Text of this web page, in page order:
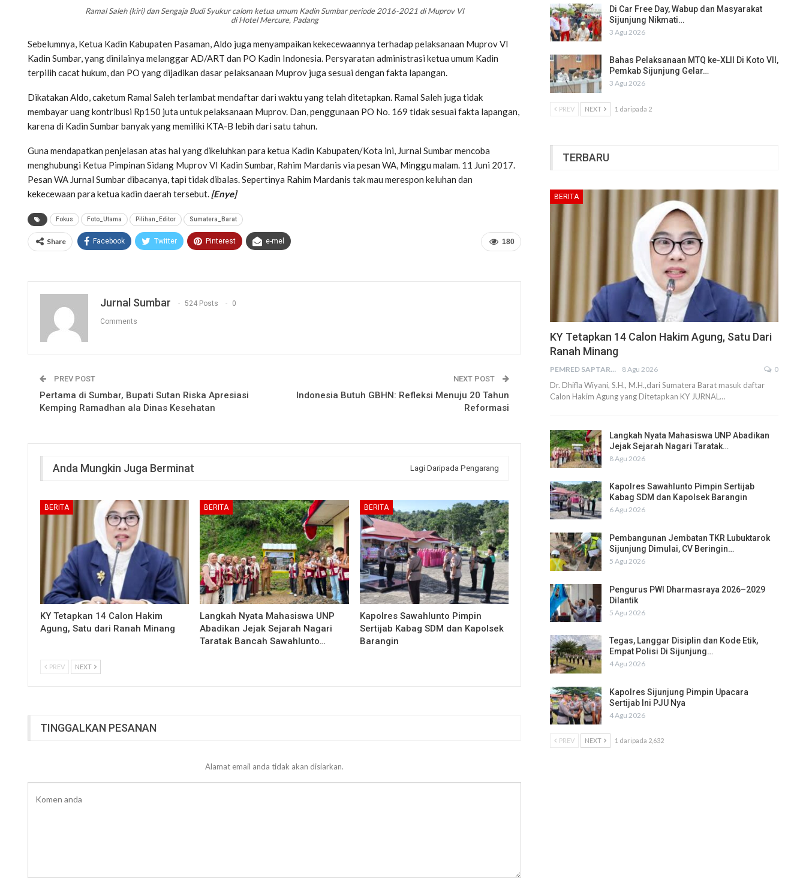
Ramal Saleh (kiri) dan Sengaja Budi Syukur calom ketua umum Kadin Sumbar periode 2016-2021 di Muprov VI
di Hotel Mercure, Padang
Sebelumnya, Ketua Kadin Kabupaten Pasaman, Aldo juga menyampaikan kekecewaannya terhadap pelaksanaan Muprov VI
Kadin Sumbar, yang dinilainya melanggar AD/ART dan PO Kadin Indonesia. Persyaratan administrasi ketua umum Kadin
terpilih cacat hukum, dan PO yang dijadikan dasar pelaksanaan Muprov juga sesuai dengan fakta lapangan.
Dikatakan Aldo, caketum Ramal Saleh terlambat mendaftar dari waktu yang telah ditetapkan. Ramal Saleh juga tidak
membayar uang kontribusi Rp150 juta untuk pelaksanaan Muprov. Dan, penggunaan PO No. 169 tidak sesuai fakta lapangan,
karena di Kadin Sumbar banyak yang memiliki KTA-B lebih dari satu tahun.
Guna mendapatkan penjelasan atas hal yang dikeluhkan para ketua Kadin Kabupaten/Kota ini, Jurnal Sumbar mencoba
menghubungi Ketua Pimpinan Sidang Muprov VI Kadin Sumbar, Rahim Mardanis via pesan WA, Minggu malam. 11 Juni 2017.
Pesan WA Jurnal Sumbar dibacanya, tapi tidak dibalas. Sepertinya Rahim Mardanis tak mau merespon keluhan dan
kekecewaan para ketua kadin daerah tersebut. [Enye]
Fokus Foto_Utama Pilihan_Editor Sumatera_Barat
180
Share Facebook Twitter Pinterest e-mel
Jurnal Sumbar 524 Posts 0
Comments
PREV POST
Pertama di Sumbar, Bupati Sutan Riska Apresiasi
Kemping Ramadhan ala Dinas Kesehatan
NEXT POST
Indonesia Butuh GBHN: Refleksi Menuju 20 Tahun
Reformasi
Anda Mungkin Juga Berminat Lagi Daripada Pengarang
BERITA
KY Tetapkan 14 Calon Hakim
Agung, Satu dari Ranah Minang
BERITA
Langkah Nyata Mahasiswa UNP
Abadikan Jejak Sejarah Nagari
Taratak Bancah Sawahlunto…
BERITA
Kapolres Sawahlunto Pimpin
Sertijab Kabag SDM dan Kapolsek
Barangin
PREV NEXT
TINGGALKAN PESANAN
Alamat email anda tidak akan disiarkan.
Di Car Free Day, Wabup dan Masyarakat
Sijunjung Nikmati…
3 Agu 2026
Bahas Pelaksanaan MTQ ke-XLII Di Koto VII,
Pemkab Sijunjung Gelar…
3 Agu 2026
PREV NEXT 1 daripada 2
TERBARU
BERITA
KY Tetapkan 14 Calon Hakim Agung, Satu Dari
Ranah Minang
PEMRED SAPTARIUS 8 Agu 2026 0
Dr. Dhifla Wiyani, S.H., M.H.,dari Sumatera Barat masuk daftar
Calon Hakim Agung yang Ditetapkan KY JURNAL…
Langkah Nyata Mahasiswa UNP Abadikan
Jejak Sejarah Nagari Taratak…
8 Agu 2026
Kapolres Sawahlunto Pimpin Sertijab
Kabag SDM dan Kapolsek Barangin
6 Agu 2026
Pembangunan Jembatan TKR Lubuktarok
Sijunjung Dimulai, CV Beringin…
5 Agu 2026
Pengurus PWI Dharmasraya 2026–2029
Dilantik
5 Agu 2026
Tegas, Langgar Disiplin dan Kode Etik,
Empat Polisi Di Sijunjung…
4 Agu 2026
Kapolres Sijunjung Pimpin Upacara
Sertijab Ini PJU Nya
4 Agu 2026
PREV NEXT 1 daripada 2,632